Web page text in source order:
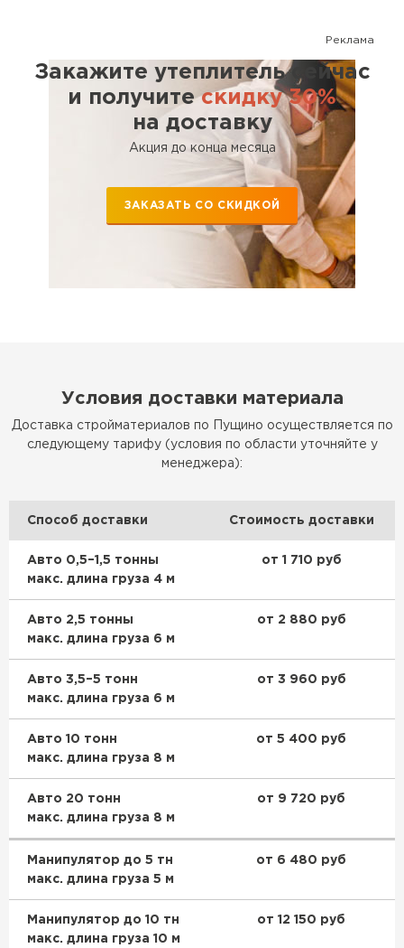
Реклама
Закажите утеплитель сейчас
и получитескидку 30%
на доставку
Акция до конца месяца
ЗАКАЗАТЬ СО СКИДКОЙ
Условия доставки материала
Доставка стройматериалов по Пущино осуществляется по
следующему тарифу (условия по области уточняйте у
менеджера):
Способ доставки Стоимость доставки
Авто 0,5–1,5 тонны
макс. длина груза 4 м
от 1 710 руб
Авто 2,5 тонны
макс. длина груза 6 м
от 2 880 руб
Авто 3,5–5 тонн
макс. длина груза 6 м
от 3 960 руб
Авто 10 тонн
макс. длина груза 8 м
от 5 400 руб
Авто 20 тонн
макс. длина груза 8 м
от 9 720 руб
Манипулятор до 5 тн
макс. длина груза 5 м
от 6 480 руб
Манипулятор до 10 тн
макс. длина груза 10 м
от 12 150 руб